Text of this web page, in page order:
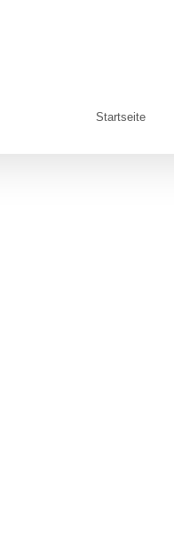
Startseite